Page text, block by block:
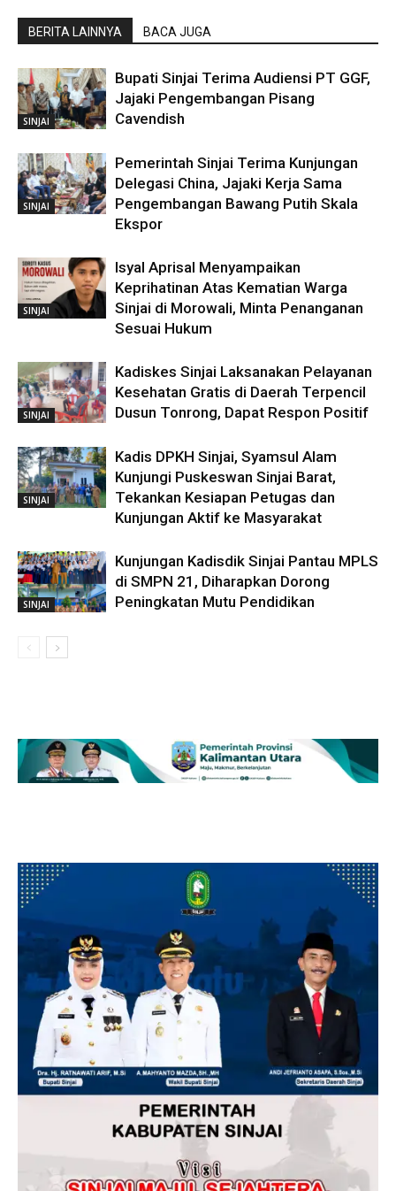
BERITA LAINNYA BACA JUGA
SINJAI
Bupati Sinjai Terima Audiensi PT GGF,
Jajaki Pengembangan Pisang
Cavendish
SINJAI
Pemerintah Sinjai Terima Kunjungan
Delegasi China, Jajaki Kerja Sama
Pengembangan Bawang Putih Skala
Ekspor
SINJAI
Isyal Aprisal Menyampaikan
Keprihatinan Atas Kematian Warga
Sinjai di Morowali, Minta Penanganan
Sesuai Hukum
SINJAI
Kadiskes Sinjai Laksanakan Pelayanan
Kesehatan Gratis di Daerah Terpencil
Dusun Tonrong, Dapat Respon Positif
SINJAI
Kadis DPKH Sinjai, Syamsul Alam
Kunjungi Puskeswan Sinjai Barat,
Tekankan Kesiapan Petugas dan
Kunjungan Aktif ke Masyarakat
SINJAI
Kunjungan Kadisdik Sinjai Pantau MPLS
di SMPN 21, Diharapkan Dorong
Peningkatan Mutu Pendidikan